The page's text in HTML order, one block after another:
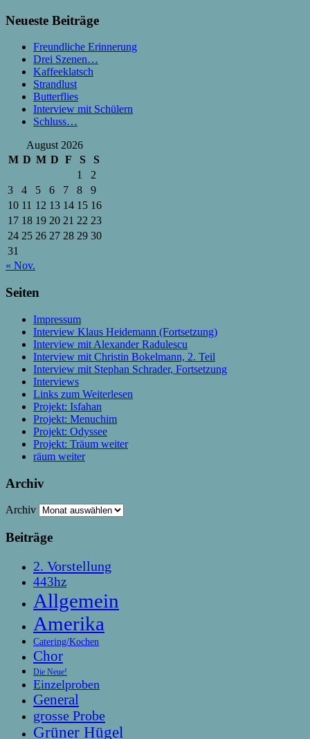
Neueste Beiträge
Freundliche Erinnerung
Drei Szenen…
Kaffeeklatsch
Strandlust
Butterflies
Interview mit Schülern
Schluss…
August 2026
M D M D F S
S
1
2
3
4 5 6 7 8
9
10 11 12 13 14 15 16
17 18 19 20 21 22 23
24 25 26 27 28 29 30
31
« Nov.
Seiten
Impressum
Interview Klaus Heidemann (Fortsetzung)
Interview mit Alexander Radulescu
Interview mit Christin Bokelmann, 2. Teil
Interview mit Stephan Schrader, Fortsetzung
Interviews
Links zum Weiterlesen
Projekt: Isfahan
Projekt: Menuchim
Projekt: Odyssee
Projekt: Träum weiter
räum weiter
Archiv
Archiv
Beiträge
2. Vorstellung
443hz
Allgemein
Amerika
Catering/Kochen
Chor
Die Neue!
Einzelproben
General
grosse Probe
Grüner Hügel